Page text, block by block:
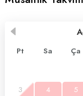
Pt Sa Ça
3
4 5